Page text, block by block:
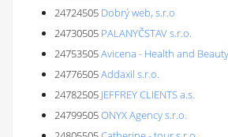
24724505 Dobrý web, s.r.o
24730505 PALANYČSTAV s.r.o.
24753505Avicena - Health and
24776505Addaxil s.r.o.
24782505 JEFFREY CLIENTS a.s.
24799505ONYX Agency s.r.o.